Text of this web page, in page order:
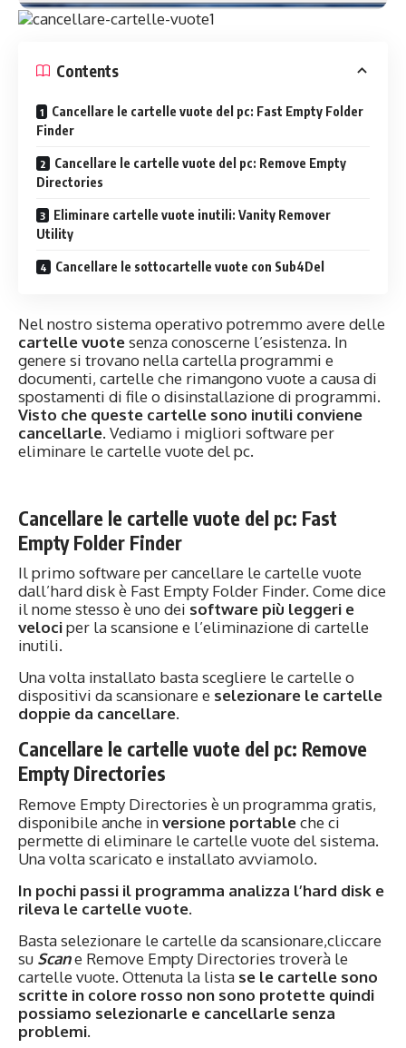
Contents
Cancellare le cartelle vuote del pc: Fast Empty Folder
Finder
Cancellare le cartelle vuote del pc: Remove Empty
Directories
Eliminare cartelle vuote inutili: Vanity Remover
Utility
Cancellare le sottocartelle vuote con Sub4Del
Nel nostro sistema operativo potremmo avere delle
cartelle vuotesenza conoscerne l’esistenza. In
genere si trovano nella cartella programmi e
documenti, cartelle che rimangono vuote a causa di
spostamenti di file o disinstallazione di programmi.
Visto che queste cartelle sono inutili conviene
cancellarle. Vediamo i migliori software per
eliminare le cartelle vuote del pc.
Cancellare le cartelle vuote del pc: Fast
Empty Folder Finder
Il primo software per cancellare le cartelle vuote
dall’hard disk è Fast Empty Folder Finder. Come dice
il nome stesso è uno dei software più leggeri e
velociper la scansione e l’eliminazione di cartelle
inutili.
Una volta installato basta scegliere le cartelle o
dispositivi da scansionare e selezionare le cartelle
doppie da cancellare.
Cancellare le cartelle vuote del pc: Remove
Empty Directories
Remove Empty Directories è un programma gratis,
disponibile anche inversione portableche ci
permette di eliminare le cartelle vuote del sistema.
Una volta scaricato e installato avviamolo.
In pochi passi il programma analizza l’hard disk e
rileva le cartelle vuote.
Basta selezionare le cartelle da scansionare,cliccare
su Scane Remove Empty Directories troverà le
cartelle vuote. Ottenuta la lista se le cartelle sono
scritte in colore rosso non sono protette quindi
possiamo selezionarle e cancellarle senza
problemi.